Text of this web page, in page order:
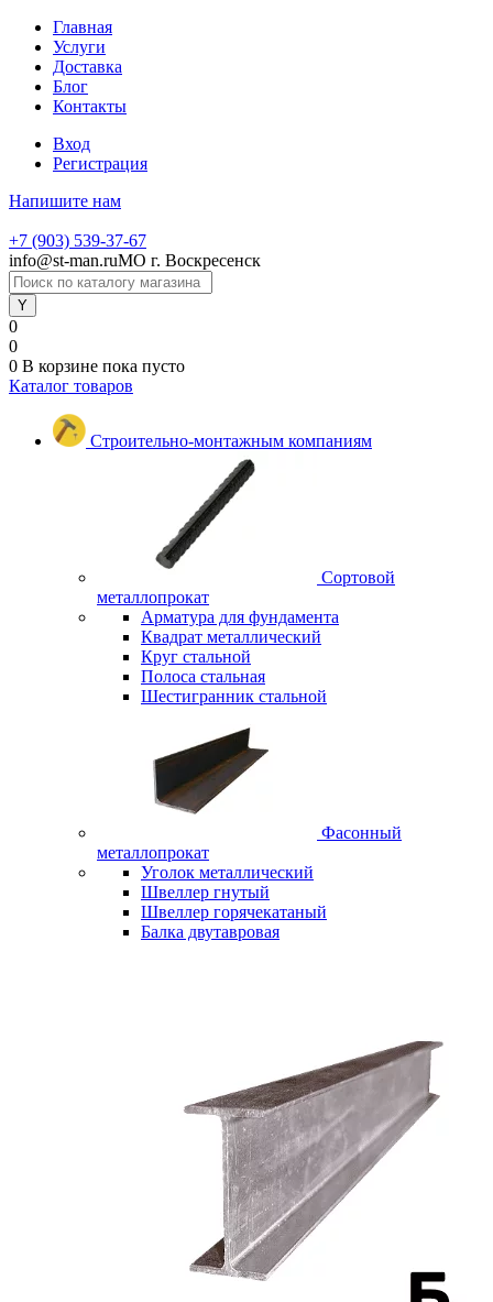
Главная
Услуги
Доставка
Блог
Контакты
Вход
Регистрация
Напишите нам
+7 (903) 539-37-67
info@st-man.ruМО г. Воскресенск
0
0
0 В корзине пока пусто
Каталог товаров
Строительно-монтажным компаниям
Сортовой
металлопрокат
Арматура для фундамента
Квадрат металлический
Круг стальной
Полоса стальная
Шестигранник стальной
Фасонный
металлопрокат
Уголок металлический
Швеллер гнутый
Швеллер горячекатаный
Балка двутавровая